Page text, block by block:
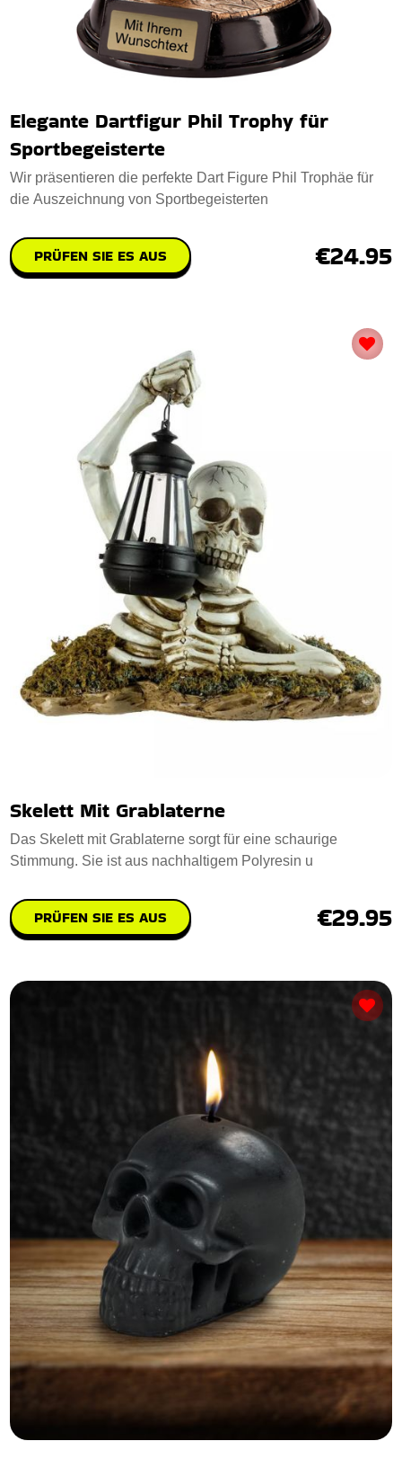
Elegante Dartfigur Phil Trophy für
Sportbegeisterte
Wir präsentieren die perfekte Dart Figure Phil Trophäe für
die Auszeichnung von Sportbegeisterten
PRÜFEN SIE ES AUS €24.95
Skelett Mit Grablaterne
Das Skelett mit Grablaterne sorgt für eine schaurige
Stimmung. Sie ist aus nachhaltigem Polyresin u
PRÜFEN SIE ES AUS €29.95